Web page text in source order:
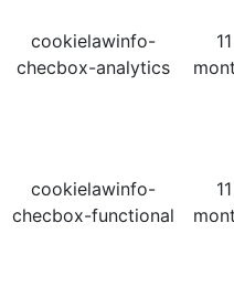
cookielawinfo-
checbox-analytics
11
cookielawinfo-
checbox-functional
11